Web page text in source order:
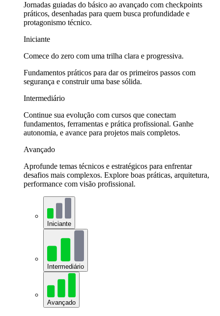
Jornadas guiadas do básico ao avançado com checkpoints
práticos, desenhadas para quem busca profundidade e
protagonismo técnico.
Iniciante
Comece do zero com uma trilha clara e progressiva.
Fundamentos práticos para dar os primeiros passos com
segurança e construir uma base sólida.
Intermediário
Continue sua evolução com cursos que conectam
fundamentos, ferramentas e prática profissional. Ganhe
autonomia, e avance para projetos mais completos.
Avançado
Aprofunde temas técnicos e estratégicos para enfrentar
desafios mais complexos. Explore boas práticas, arquitetura,
performance com visão profissional.
Iniciante
Intermediário
Avançado